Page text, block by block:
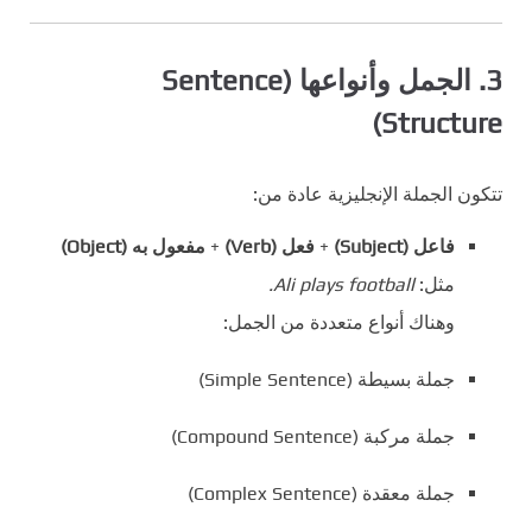
3. الجمل وأنواعها (Sentence
Structure)
تتكون الجملة الإنجليزية عادة من:
فاعل (Subject) + فعل (Verb) + مفعول به (Object)
مثل:Ali plays football.
وهناك أنواع متعددة من الجمل:
جملة بسيطة (Simple Sentence)
جملة مركبة (Compound Sentence)
جملة معقدة (Complex Sentence)